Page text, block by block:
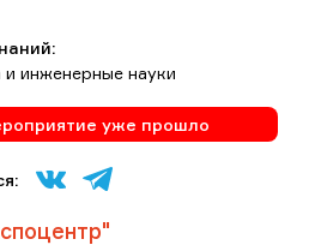
и инженерные науки
уже прошло